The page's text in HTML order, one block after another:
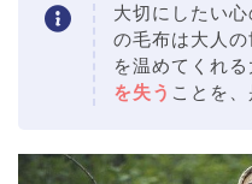
大切にしたい
の毛布は大人の
を温めてくれる
を失う ことを、